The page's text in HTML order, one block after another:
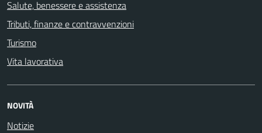
Salute, benessere e assistenza
Tributi, finanze e contravvenzioni
Turismo
Vita lavorativa
NOVITÀ
Notizie